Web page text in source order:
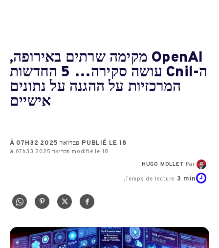
OpenAI מקימה שרתים באירופה,
ה-Cnil עושה סקירה… 5 החדשות
המרכזיות על ההגנה על נתונים
אישיים
PUBLIÉ LE 18 פברואר 2025 À 07H32
modifié le 18 פברואר 2025 à 07h33
Par
HUGO MOLLET
Temps de lecture 3 min.